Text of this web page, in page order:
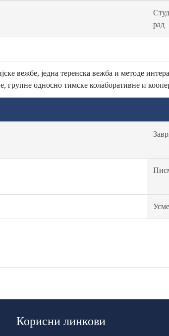
рад
вежбе, једна теренска вежба и методе
групне односно тимске колаборативне и
Корисни линкови